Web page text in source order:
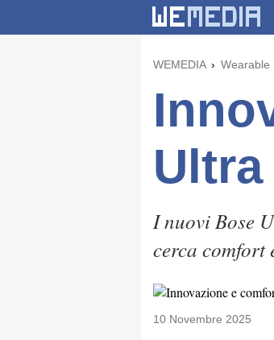
WEMEDIA Wearable
I nuovi Bose
cerca comfort
10 Novembre 2025